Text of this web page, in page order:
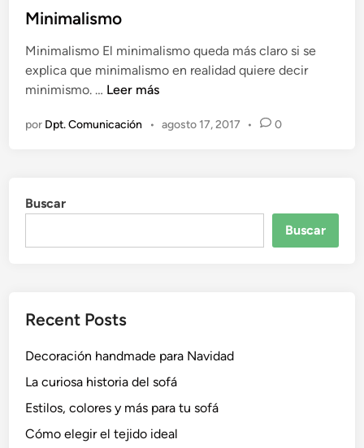
l
c
a
d
e
Minimalismo
Minimalismo El minimalismo queda más claro si se
explica que minimalismo en realidad quiere decir
minimismo. … M
n
s
Leer más
por Dpt. Comunicación • agosto 17, 2017 • 0
Buscar
Buscar
Recent Posts
Decoración handmade para Navidad
La curiosa historia del sofá
Estilos, colores y más para tu sofá
Cómo elegir el tejido ideal